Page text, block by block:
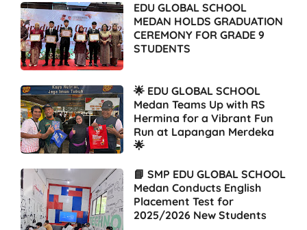
EDU GLOBAL SCHOOL
MEDAN HOLDS GRADUATION
CEREMONY FOR GRADE 9
STUDENTS
🌟 EDU GLOBAL SCHOOL
Medan Teams Up with RS
Hermina for a Vibrant Fun
Run at Lapangan Merdeka
🌟
📘 SMP EDU GLOBAL SCHOOL
Medan Conducts English
Placement Test for
2025/2026 New Students